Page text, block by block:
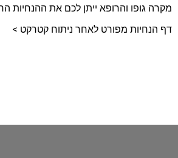
מקרה גופו והרופא ייתן לכם את ההנחיות
דף הנחיות מפורט לאחר ניתוח קטרקט >